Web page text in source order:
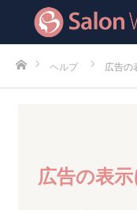
ホームヘルプ 広告の
広告の表